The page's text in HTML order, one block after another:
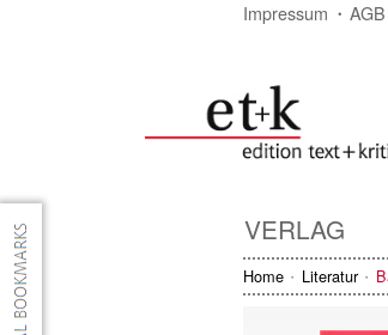
Impressum AGB
VERLAG
Home Literatur